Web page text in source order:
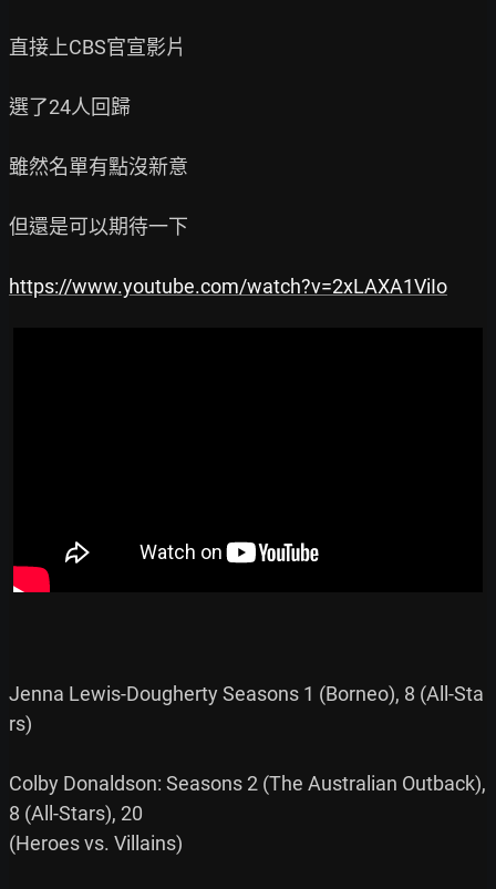
直接上CBS官宣影片
選了24人回歸
雖然名單有點沒新意
但還是可以期待一下
https://www.youtube.com/watch?v=2xLAXA1ViIo
Jenna Lewis-Dougherty Seasons 1 (Borneo), 8 (All-Sta
rs)
Colby Donaldson: Seasons 2 (The Australian Outback),
8 (All-Stars), 20
(Heroes vs. Villains)